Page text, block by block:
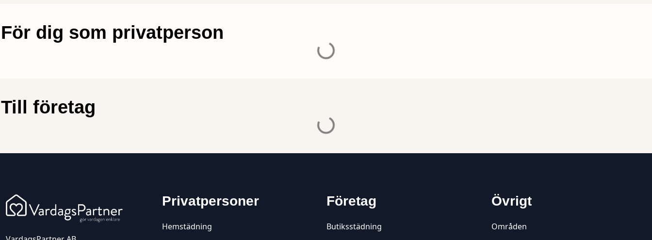
För dig som privatperson
Till företag
Privatpersoner
Hemstädning
Företag
Butiksstädning
Övrigt
Områden